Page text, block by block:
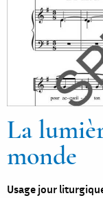
La
monde
Usage jour